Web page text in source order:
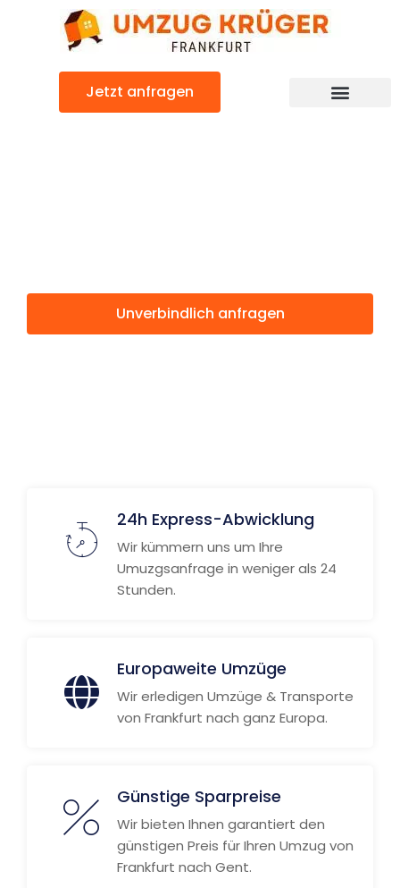
Jetzt anfragen
Unverbindlich anfragen
24h Express-Abwicklung
Wir kümmern uns um Ihre
Umuzgsanfrage in weniger als 24
Stunden.
Europaweite Umzüge
Wir erledigen Umzüge & Transporte
von Frankfurt nach ganz Europa.
Günstige Sparpreise
Wir bieten Ihnen garantiert den
günstigen Preis für Ihren Umzug von
Frankfurt nach Gent.